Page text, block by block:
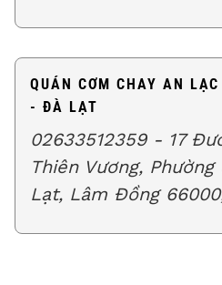
QUÁN CƠM CHAY AN
- ĐÀ LẠT
02633512359 - 17
Thiên Vương,
Lạt, Lâm Đồng